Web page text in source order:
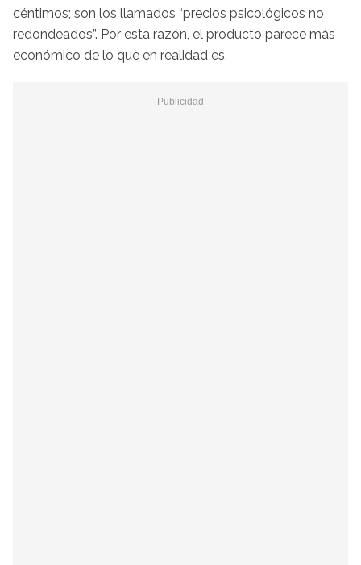
céntimos; son los llamados “precios psicológicos no
redondeados”. Por esta razón, el producto parece más
económico de lo que en realidad es.